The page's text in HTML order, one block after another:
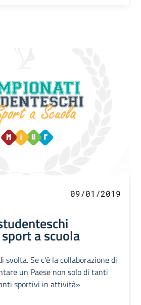
09/01/2019
a scuola
svolta. Se c'è la collaborazione di
un Paese non solo di tanti
sportivi in attività»